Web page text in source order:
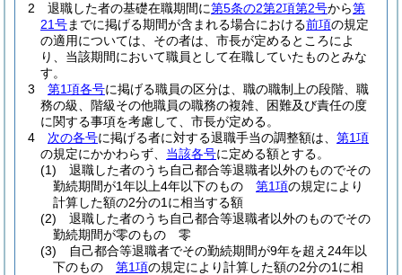
2
退職した者の基礎在職期間に第5条の2第2項第2号から第
21号までに掲げる期間が含まれる場合における前項の規定
の適用については、その者は、市長が定めるところによ
り、当該期間において職員として在職していたものとみな
す。
3
第1項各号に掲げる職員の区分は、職の職制上の段階、職
務の級、階級その他職員の職務の複雑、困難及び責任の度
に関する事項を考慮して、市長が定める。
4
次の各号に掲げる者に対する退職手当の調整額は、 第1項
の規定にかかわらず、 当該各号に定める額とする。
(1)
退職した者のうち自己都合等退職者以外のものでその
勤続期間が1年以上4年以下のもの 第1項の規定により
計算した額の2分の1に相当する額
(2)
退職した者のうち自己都合等退職者以外のものでその
勤続期間が零のもの 零
(3)
自己都合等退職者でその勤続期間が9年を超え24年以
下のもの 第1項の規定により計算した額の2分の1に相